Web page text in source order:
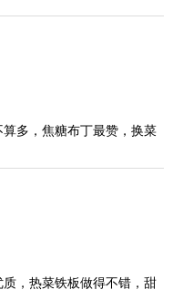
多，焦糖布丁最赞，换菜
，热菜铁板做得不错，甜